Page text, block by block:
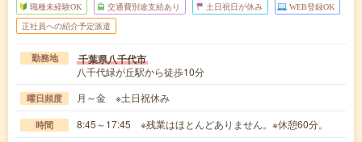
職種未経験OK 交通費別途支給あり 土日祝日が休み WEB登録OK
正社員への紹介予定派遣
勤務地 千葉県八千代市
八千代緑が丘駅から徒歩10分
曜日頻度 月～金 ※土日祝休み
時間 8:45～17:45 ※残業はほとんどありません。※休憩60分。